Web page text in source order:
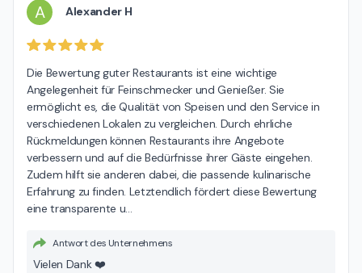
A Alexander H
Die Bewertung guter Restaurants ist eine wichtige
Angelegenheit für Feinschmecker und Genießer. Sie
ermöglicht es, die Qualität von Speisen und den Service in
verschiedenen Lokalen zu vergleichen. Durch ehrliche
Rückmeldungen können Restaurants ihre Angebote
verbessern und auf die Bedürfnisse ihrer Gäste eingehen.
Zudem hilft sie anderen dabei, die passende kulinarische
Erfahrung zu finden. Letztendlich fördert diese Bewertung
eine transparente u…
Antwort des Unternehmens
Vielen Dank ❤️